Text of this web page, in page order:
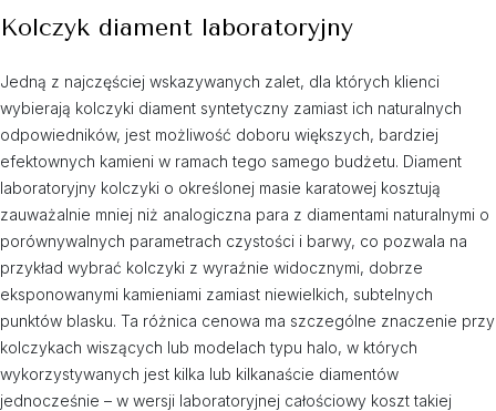
Kolczyk diament laboratoryjny
Jedną z najczęściej wskazywanych zalet, dla których klienci
wybierają kolczyki diament syntetyczny zamiast ich naturalnych
odpowiedników, jest możliwość doboru większych, bardziej
efektownych kamieni w ramach tego samego budżetu. Diament
laboratoryjny kolczyki o określonej masie karatowej kosztują
zauważalnie mniej niż analogiczna para z diamentami naturalnymi o
porównywalnych parametrach czystości i barwy, co pozwala na
przykład wybrać kolczyki z wyraźnie widocznymi, dobrze
eksponowanymi kamieniami zamiast niewielkich, subtelnych
punktów blasku. Ta różnica cenowa ma szczególne znaczenie przy
kolczykach wiszących lub modelach typu halo, w których
wykorzystywanych jest kilka lub kilkanaście diamentów
jednocześnie – w wersji laboratoryjnej całościowy koszt takiej